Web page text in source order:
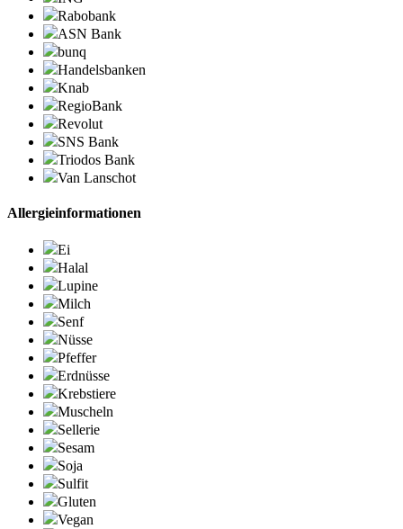
Rabobank
ASN Bank
bunq
Handelsbanken
Knab
RegioBank
Revolut
SNS Bank
Triodos Bank
Van Lanschot
Allergieinformationen
Ei
Halal
Lupine
Milch
Senf
Nüsse
Pfeffer
Erdnüsse
Krebstiere
Muscheln
Sellerie
Sesam
Soja
Sulfit
Gluten
Vegan